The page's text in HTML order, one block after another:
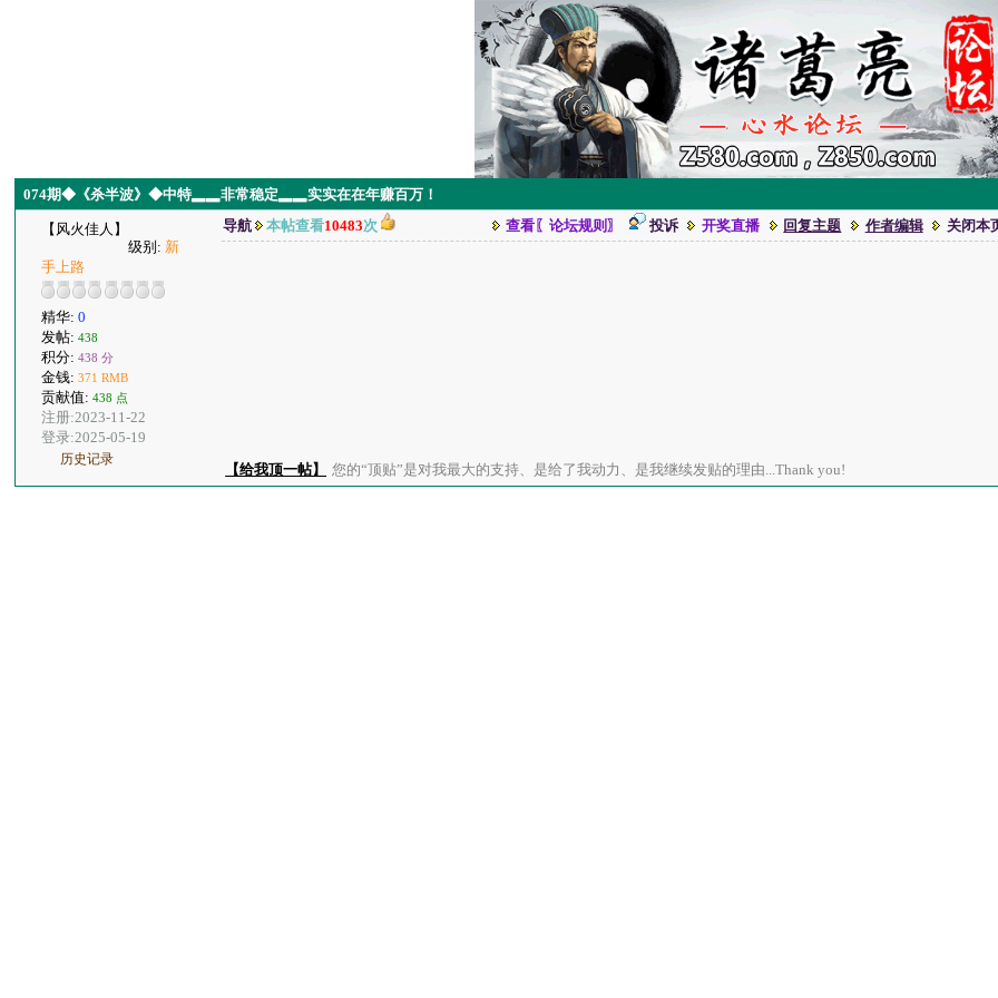
074期◆《杀半波》◆中特▂▂非常稳定▂▂实实在在年赚百万！
【风火佳人】
级别: 新
手上路
精华:0
发帖:438
积分:438 分
金钱:371 RMB
贡献值:438 点
注册:2023-11-22
登录:2025-05-19
历史记录
导航 本帖查看10483次 查看〖论坛规则〗 投诉 开奖直播 回复主题 作者编辑 关闭本
【给我顶一帖】 您的“顶贴”是对我最大的支持、是给了我动力、是我继续发贴的理由...Thank you!